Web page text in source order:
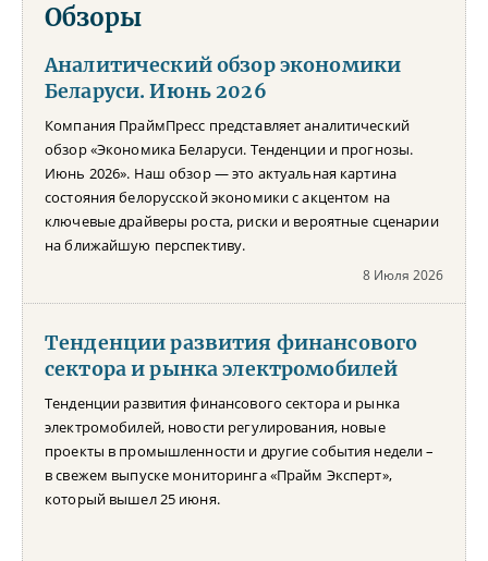
Обзоры
Аналитический обзор экономики
Беларуси. Июнь 2026
Компания ПраймПресс представляет аналитический
обзор «Экономика Беларуси. Тенденции и прогнозы.
Июнь 2026». Наш обзор — это актуальная картина
состояния белорусской экономики с акцентом на
ключевые драйверы роста, риски и вероятные сценарии
на ближайшую перспективу.
8 Июля 2026
Тенденции развития финансового
сектора и рынка электромобилей
Тенденции развития финансового сектора и рынка
электромобилей, новости регулирования, новые
проекты в промышленности и другие события недели –
в свежем выпуске мониторинга «Прайм Эксперт»,
который вышел 25 июня.